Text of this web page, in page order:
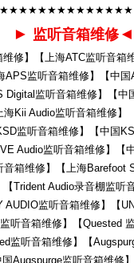
► 监听音箱维修
维修】【上海ATC监听音
监听音箱维修】【中
Digital监听音箱维修】【
Kii Audio监听音箱维修
监听音箱维修】【中国
Audio监听音箱维修】
箱维修】【上海Barefoot
Trident Audio录音棚监听
AUDIO监听音箱维修】【
听音箱维修】【Quested
监听音箱维修】【
Augspurge监听音箱维修